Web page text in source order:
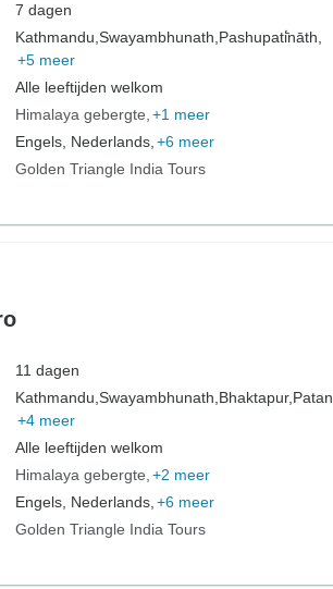
7 dagen
Kathmandu, Swayambhunath, Pashupati̇̄nāth,
+5 meer
Alle leeftijden welkom
Himalaya gebergte +1 meer
Engels, Nederlands, +6 meer
Golden Triangle India Tours
11 dagen
Kathmandu, Swayambhunath, Bhaktapur, Patan,
+4 meer
Alle leeftijden welkom
Himalaya gebergte +2 meer
Engels, Nederlands, +6 meer
Golden Triangle India Tours